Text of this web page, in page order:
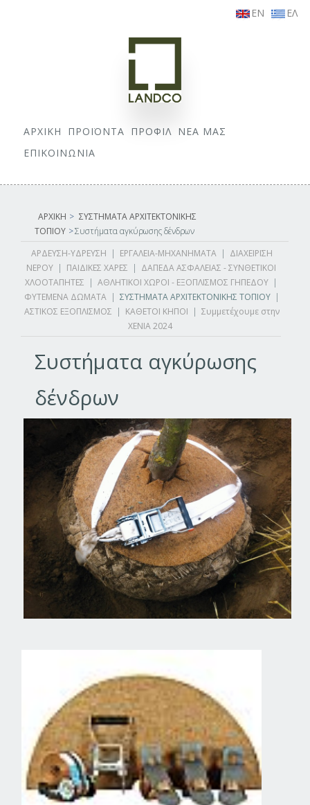
EN ΕΛ
ΑΡΧΙΚΗ ΠΡΟΪΟΝΤΑ ΠΡΟΦΙΛ ΝΕΑ ΜΑΣ
ΕΠΙΚΟΙΝΩΝΙΑ
ΑΡΧΙΚΗ > ΣΥΣΤΗΜΑΤΑ ΑΡΧΙΤΕΚΤΟΝΙΚΗΣ
ΤΟΠΙΟΥ >Συστήματα αγκύρωσης δένδρων
ΑΡΔΕΥΣΗ-ΥΔΡΕΥΣΗ | ΕΡΓΑΛΕΙΑ-ΜΗΧΑΝΗΜΑΤΑ | ΔΙΑΧΕΙΡΙΣΗ
ΝΕΡΟΥ | ΠΑΙΔΙΚΕΣ ΧΑΡΕΣ | ΔΑΠΕΔΑ ΑΣΦΑΛΕΙΑΣ - ΣΥΝΘΕΤΙΚΟΙ
ΧΛΟΟΤΑΠΗΤΕΣ | ΑΘΛΗΤΙΚΟΙ ΧΩΡΟΙ - ΕΞΟΠΛΙΣΜΟΣ ΓΗΠΕΔΟΥ |
ΦΥΤΕΜΕΝΑ ΔΩΜΑΤΑ | ΣΥΣΤΗΜΑΤΑ ΑΡΧΙΤΕΚΤΟΝΙΚΗΣ ΤΟΠΙΟΥ |
ΑΣΤΙΚΟΣ ΕΞΟΠΛΙΣΜΟΣ | ΚΑΘΕΤΟΙ ΚΗΠΟΙ | Συμμετέχουμε στην
XENIA 2024
Συστήματα αγκύρωσης
δένδρων